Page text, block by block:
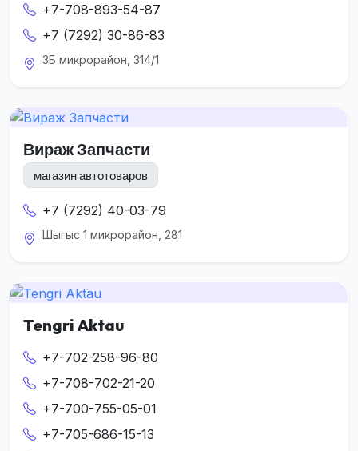
+7-708-893-54-87
+7 (7292) 30-86-83
3Б микрорайон, 314/1
Вираж Запчасти
магазин автотоваров
+7 (7292) 40-03-79
Шыгыс 1 микрорайон, 281
Tengri Aktau
+7-702-258-96-80
+7-708-702-21-20
+7-700-755-05-01
+7-705-686-15-13